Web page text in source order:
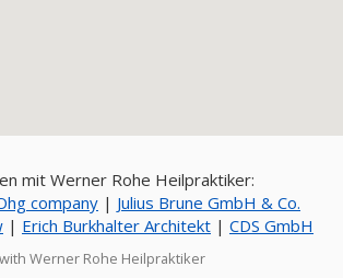
mit Werner Rohe Heilpraktiker:
company | Julius Brune GmbH & Co.
| Erich Burkhalter Architekt | CDS GmbH
Werner Rohe Heilpraktiker